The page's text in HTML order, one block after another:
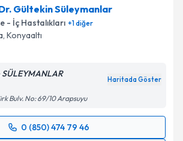
Gültekin Süleymanlar
- İç Hastalıkları +1diğer
, Konyaaltı
Haritada Göster
Bulv. No: 69/10 Arapsuyu
0 (850) 474 79 46
Talebi